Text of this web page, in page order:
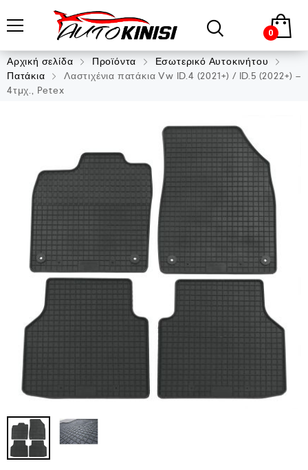
0
Αρχική σελίδα Προϊόντα
Εσωτερικό Αυτοκινήτου
Πατάκια
Λαστιχένια πατάκια Vw ID.4 (2021+) / ID.5 (2022+) –
4τμχ., Petex